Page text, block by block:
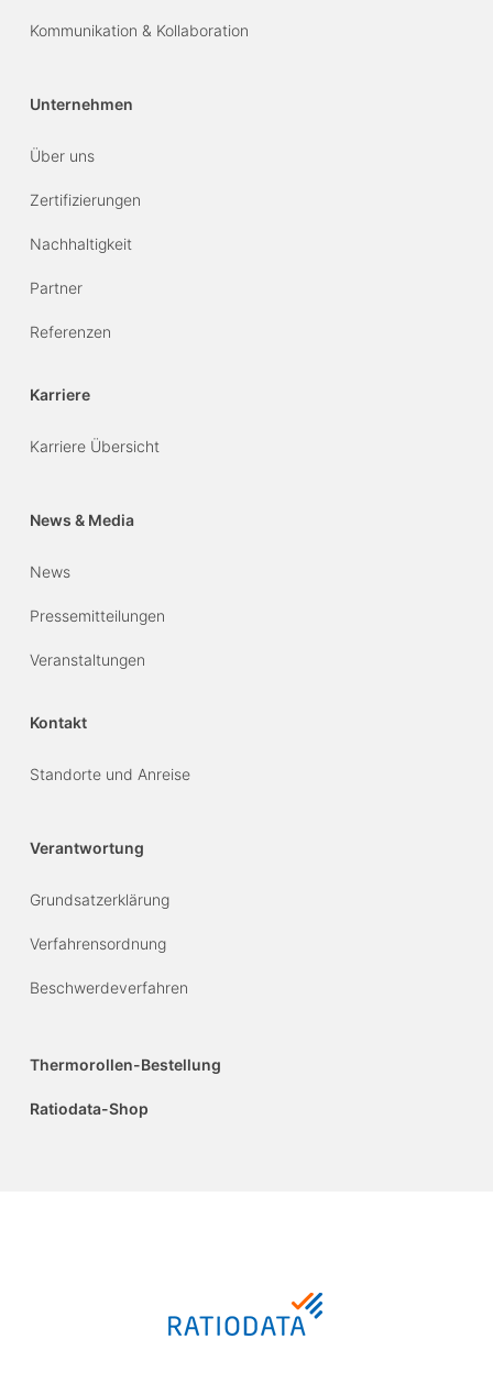
Kommunikation & Kollaboration
Unternehmen
Über uns
Zertifizierungen
Nachhaltigkeit
Partner
Referenzen
Karriere
Karriere Übersicht
News & Media
News
Pressemitteilungen
Veranstaltungen
Kontakt
Standorte und Anreise
Verantwortung
Grundsatzerklärung
Verfahrensordnung
Beschwerdeverfahren
Thermorollen-Bestellung
Ratiodata-Shop